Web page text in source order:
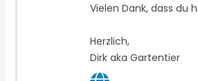
Vielen Dank, dass du
Herzlich,
Dirk aka Gartentier